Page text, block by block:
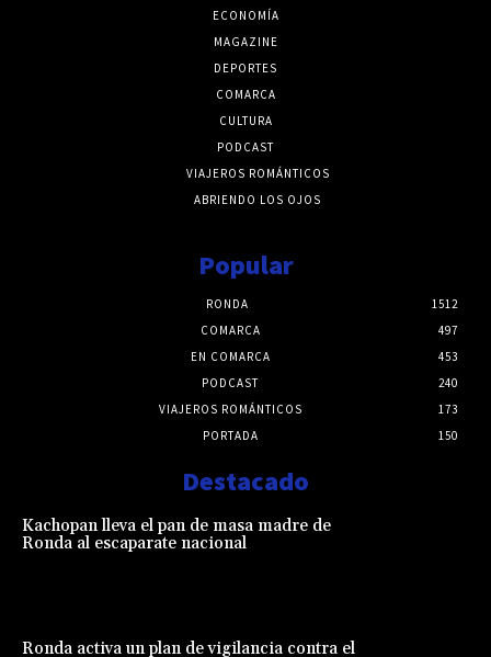
ECONOMÍA
MAGAZINE
DEPORTES
COMARCA
CULTURA
PODCAST
VIAJEROS ROMÁNTICOS
ABRIENDO LOS OJOS
Popular
RONDA
1512
COMARCA
497
EN COMARCA
453
PODCAST
240
VIAJEROS ROMÁNTICOS
173
PORTADA
150
Destacado
Kachopan lleva el pan de masa madre de
Ronda al escaparate nacional
Ronda activa un plan de vigilancia contra el